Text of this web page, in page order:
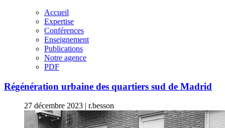
Accueil
Expertise
Conférences
Enseignement
Publications
Notre agence
PDF
Régénération urbaine des quartiers sud de Madrid
27 décembre 2023 | r.besson